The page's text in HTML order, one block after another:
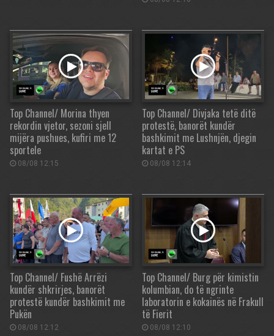
Top Channel/ Morina thyen
rekordin vjetor, sezoni sjell
mijëra pushues, kufiri me 12
sportele
08/08 12:15
Top Channel/ Divjaka tetë ditë
protestë, banorët kundër
bashkimit me Lushnjën, djegin
kartat e PS
08/08 12:14
Top Channel/ Fushë Arrëzi
kundër shkrirjes, banorët
protestë kundër bashkimit me
Pukën
08/08 12:12
Top Channel/ Burg për kimistin
kolumbian, do të ngrinte
laboratorin e kokainës në Frakull
të Fierit
08/08 12:10